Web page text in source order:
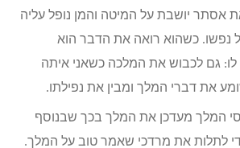
אסתר יושבת על המיטה והמן נופל עליה
נפשו. כשהוא רואה את הדבר הוא
גם לכבוש את המלכה כשאני איתה
את דברי המלך ומבין את נפילתו.
המלך מעדכן את המלך בכך שבנוסף
לתלות את מרדכי שאמר טוב על המלך.